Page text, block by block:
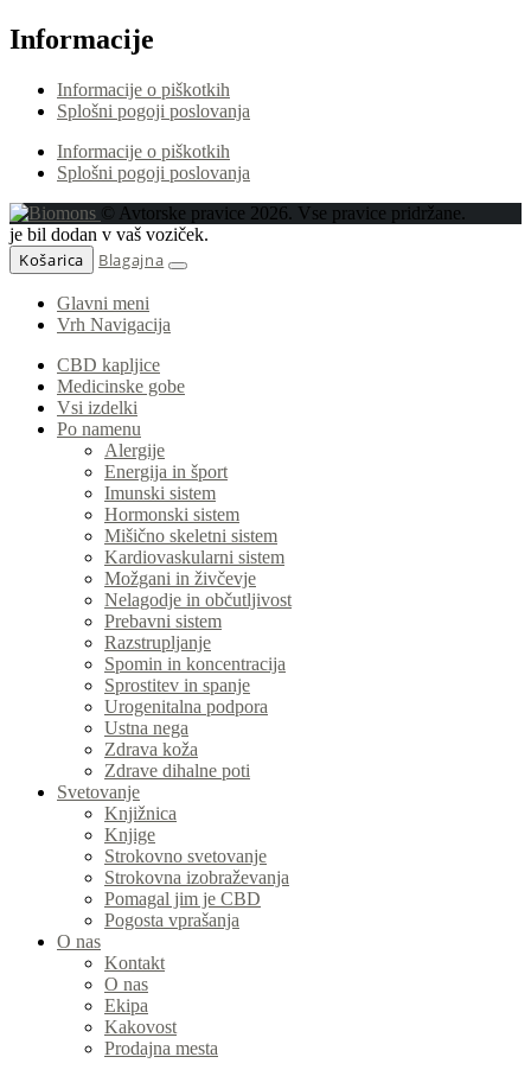
Informacije
Informacije o piškotkih
Splošni pogoji poslovanja
Informacije o piškotkih
Splošni pogoji poslovanja
© Avtorske pravice 2026. Vse pravice pridržane.
je bil dodan v vaš voziček.
Košarica Blagajna
Glavni meni
Vrh Navigacija
CBD kapljice
Medicinske gobe
Vsi izdelki
Po namenu
Alergije
Energija in šport
Imunski sistem
Hormonski sistem
Mišično skeletni sistem
Kardiovaskularni sistem
Možgani in živčevje
Nelagodje in občutljivost
Prebavni sistem
Razstrupljanje
Spomin in koncentracija
Sprostitev in spanje
Urogenitalna podpora
Ustna nega
Zdrava koža
Zdrave dihalne poti
Svetovanje
Knjižnica
Knjige
Strokovno svetovanje
Strokovna izobraževanja
Pomagal jim je CBD
Pogosta vprašanja
O nas
Kontakt
O nas
Ekipa
Kakovost
Prodajna mesta